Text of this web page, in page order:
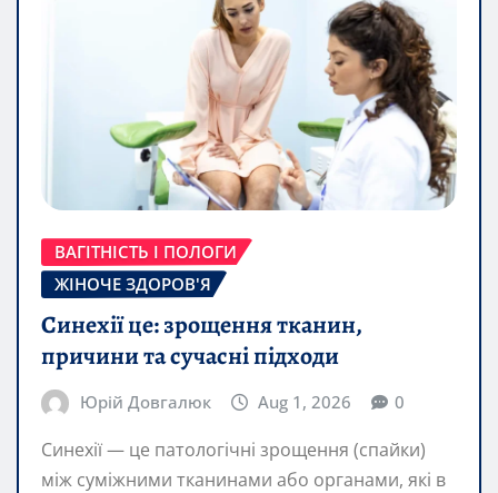
ВАГІТНІСТЬ І ПОЛОГИ
ЖІНОЧЕ ЗДОРОВ'Я
Синехії це: зрощення тканин,
причини та сучасні підходи
Юрій Довгалюк Aug 1, 2026 0
Синехії — це патологічні зрощення (спайки)
між суміжними тканинами або органами, які в